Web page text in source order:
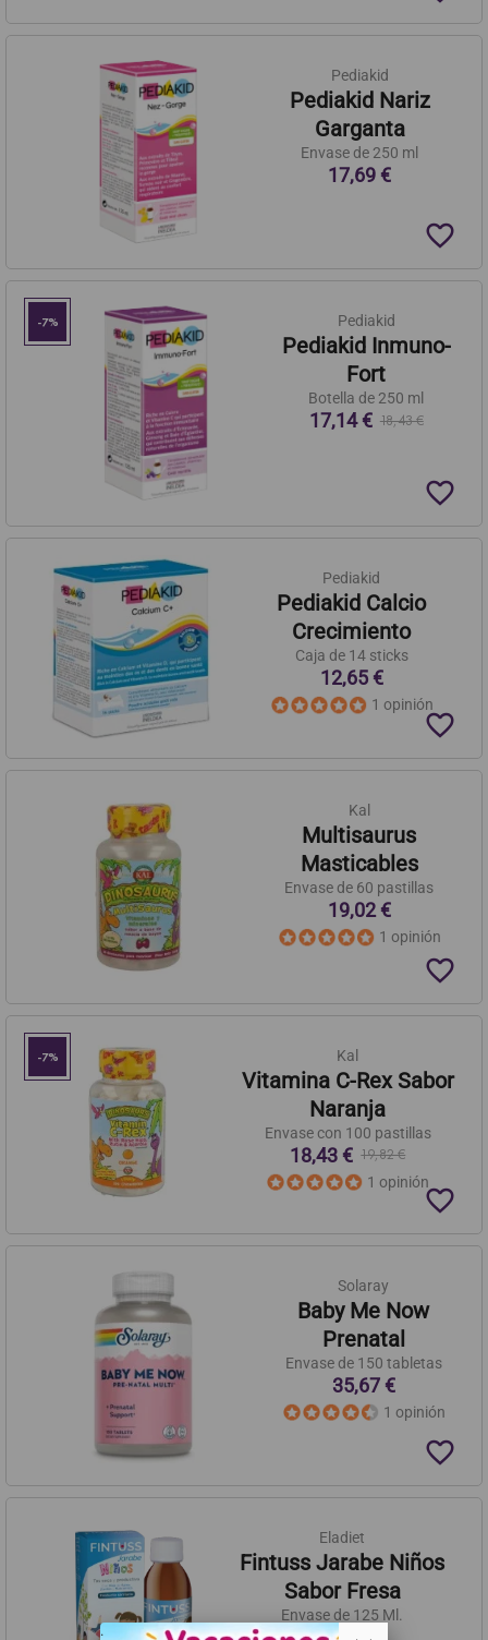
Pediakid
Pediakid Nariz
Garganta
Envase de 250 ml
17,69 €
favorite_border
-7% Pediakid
Pediakid Inmuno-
Fort
Botella de 250 ml
17,14 € 18,43 €
favorite_border
Pediakid
Pediakid Calcio
Crecimiento
Caja de 14 sticks
12,65 €
1 opinión
favorite_border
Kal
Multisaurus
Masticables
Envase de 60 pastillas
19,02 €
1 opinión
favorite_border
-7% Kal
Vitamina C-Rex Sabor
Naranja
Envase con 100 pastillas
18,43 € 19,82 €
1 opinión
favorite_border
Solaray
Baby Me Now
Prenatal
Envase de 150 tabletas
35,67 €
1 opinión
favorite_border
Eladiet
Fintuss Jarabe Niños
Sabor Fresa
Envase de 125 Ml.
. .